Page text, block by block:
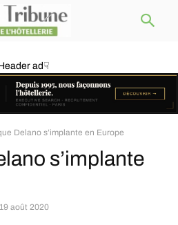
ad☟
Delano s’implante en Europe
s’implante
19 août 2020